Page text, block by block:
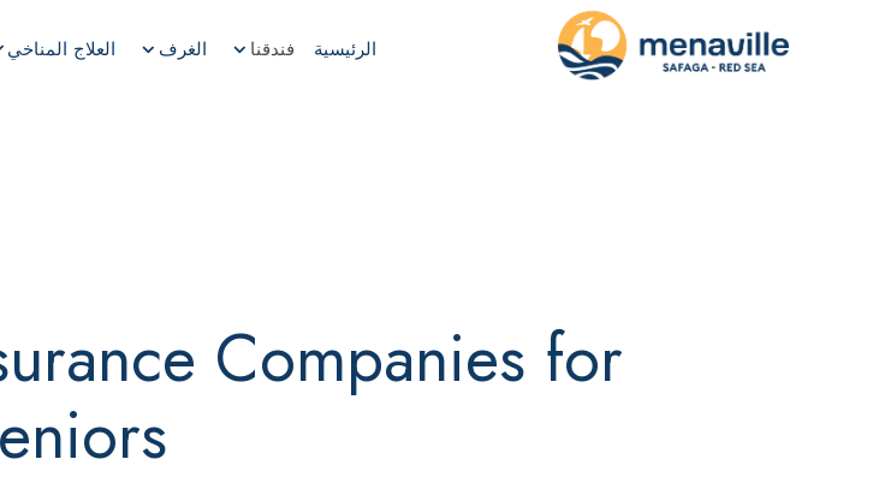
الرئيسية فندقنا الغرف العلاج المناخي
Companies for